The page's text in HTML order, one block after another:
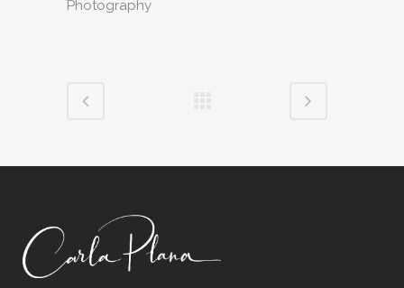
Photography